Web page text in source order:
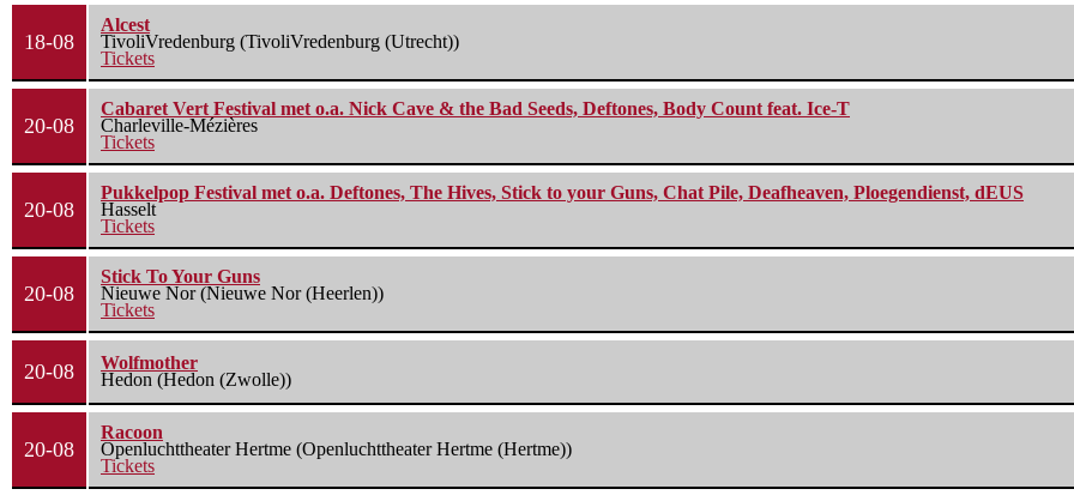
18-08
Alcest
TivoliVredenburg (TivoliVredenburg (Utrecht))
Tickets
20-08
Cabaret Vert Festival met o.a. Nick Cave & the Bad Seeds, Deftones, Body Count feat. Ice-T
Charleville-Mézières
Tickets
20-08
Pukkelpop Festival met o.a. Deftones, The Hives, Stick to your Guns, Chat Pile, Deafheaven, Ploegendienst, dEUS
Hasselt
Tickets
20-08
Stick To Your Guns
Nieuwe Nor (Nieuwe Nor (Heerlen))
Tickets
20-08
Wolfmother
Hedon (Hedon (Zwolle))
20-08
Racoon
Openluchttheater Hertme (Openluchttheater Hertme (Hertme))
Tickets